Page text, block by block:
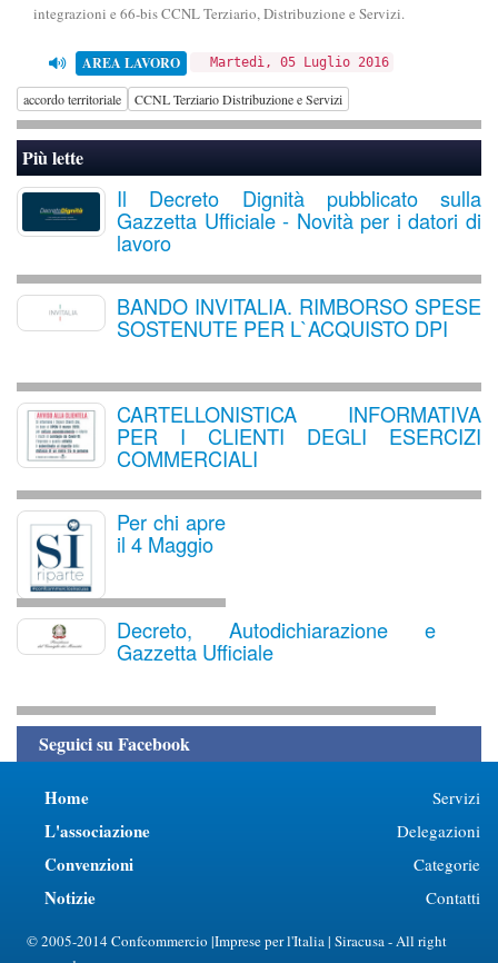
integrazioni e 66-bis CCNL Terziario, Distribuzione e Servizi.
AREA LAVORO Martedì, 05 Luglio 2016
accordo territoriale CCNL Terziario Distribuzione e Servizi
Più lette
Il Decreto Dignità pubblicato sulla
Gazzetta Ufficiale - Novità per i datori di
lavoro
BANDO INVITALIA. RIMBORSO SPESE
SOSTENUTE PER L`ACQUISTO DPI
CARTELLONISTICA INFORMATIVA
PER I CLIENTI DEGLI ESERCIZI
COMMERCIALI
Per chi apre
il 4 Maggio
Decreto, Autodichiarazione e
Gazzetta Ufficiale
Seguici su Facebook
Home
L'associazione
Convenzioni
Notizie
Servizi
Delegazioni
Categorie
Contatti
© 2005-2014 Confcommercio |Imprese per l'Italia | Siracusa - All right